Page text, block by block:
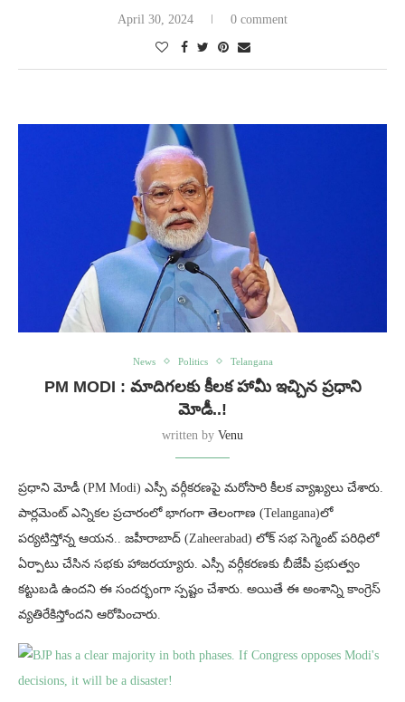
April 30, 2024 0 comment
News Politics Telangana
PM MODI : మాదిగలకు కీలక హామీ ఇచ్చిన ప్రధాని
మోడీ..!
written by Venu
ప్రధాని మోడీ (PM Modi) ఎస్సీ వర్గీకరణపై మరోసారి కీలక వ్యాఖ్యలు చేశారు.
పార్లమెంట్ ఎన్నికల ప్రచారంలో భాగంగా తెలంగాణ (Telangana)లో
పర్యటిస్తోన్న ఆయన.. జహీరాబాద్ (Zaheerabad) లోక్ సభ సెగ్మెంట్ పరిధిలో
ఏర్పాటు చేసిన సభకు హాజరయ్యారు. ఎస్సీ వర్గీకరణకు బీజేపీ ప్రభుత్వం
కట్టుబడి ఉందని ఈ సందర్భంగా స్పష్టం చేశారు. అయితే ఈ అంశాన్ని కాంగ్రెస్
వ్యతిరేకిస్తోందని ఆరోపించారు.